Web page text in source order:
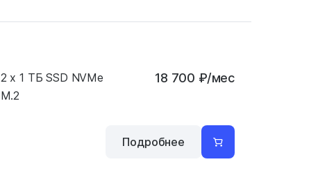
2 x 1 ТБ SSD NVMe
M.2
18 700 ₽/мес
Подробнее